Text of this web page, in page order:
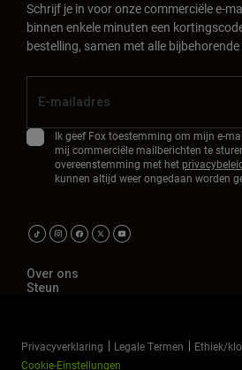
Schrijf je in voor onze commerciële e-
binnen enkele minuten een
bestelling, samen met alle
Ik geef Fox toestemming om mijn e-
mij commerciële mailberichten te
overeenstemming met het
kunnen altijd weer ongedaan worden
Over ons
Steun
Privacyverklaring Legale Termen
Ethiek/
Cookie-Einstellungen